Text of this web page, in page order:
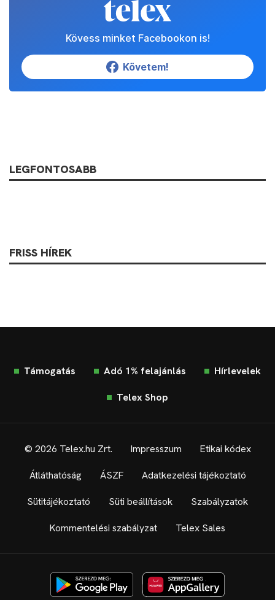
Kövess minket Facebookon is!
Követem!
LEGFONTOSABB
FRISS HÍREK
Támogatás Adó 1% felajánlás Hírlevelek
Telex Shop
© 2026 Telex.hu Zrt. Impresszum Etikai kódex
Átláthatóság ÁSZF Adatkezelési tájékoztató
Sütitájékoztató Süti beállítások Szabályzatok
Kommentelési szabályzat Telex Sales